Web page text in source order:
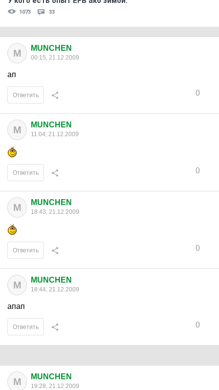
1073 33
M MUNCHEN
00:15, 21.12.2009
ап
0
Ответить
M MUNCHEN
11:04, 21.12.2009
0
Ответить
M MUNCHEN
18:43, 21.12.2009
0
Ответить
M MUNCHEN
18:44, 21.12.2009
апап
0
Ответить
M MUNCHEN
19:28, 21.12.2009